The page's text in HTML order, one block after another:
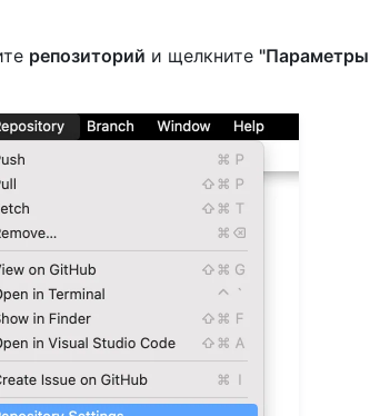
репозиторий и щелкните "Параметры